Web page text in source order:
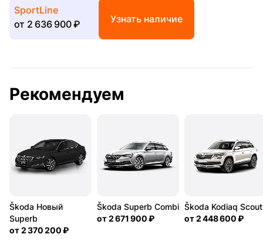
SportLine
от 2 636 900 ₽ Узнать наличие
Рекомендуем
Škoda Новый
Superb
от2 370 200 ₽
Škoda Superb Combi
от2 671 900 ₽
Škoda Kodiaq Scout
от2 448 600 ₽